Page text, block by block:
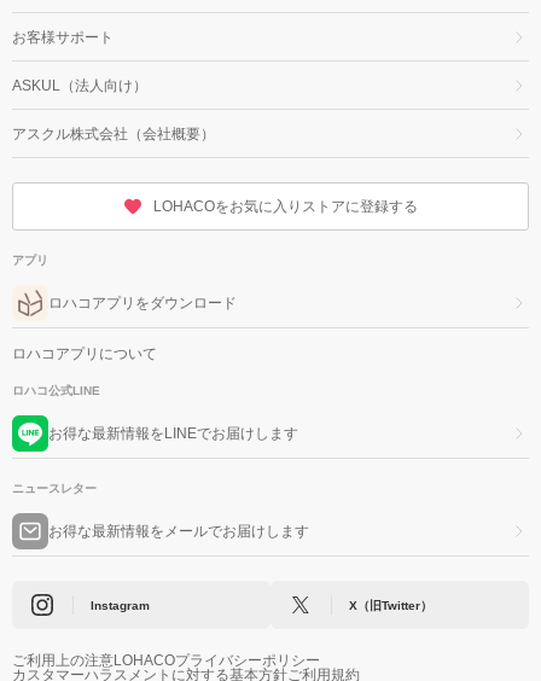
お客様サポート
ASKUL（法人向け）
アスクル株式会社（会社概要）
LOHACOをお気に入りストアに登録する
アプリ
ロハコアプリをダウンロード
ロハコアプリについて
ロハコ公式LINE
お得な最新情報をLINEでお届けします
ニュースレター
お得な最新情報をメールでお届けします
Instagram X（旧Twitter）
ご利用上の注意LOHACOプライバシーポリシー
カスタマーハラスメントに対する基本方針ご利用規約